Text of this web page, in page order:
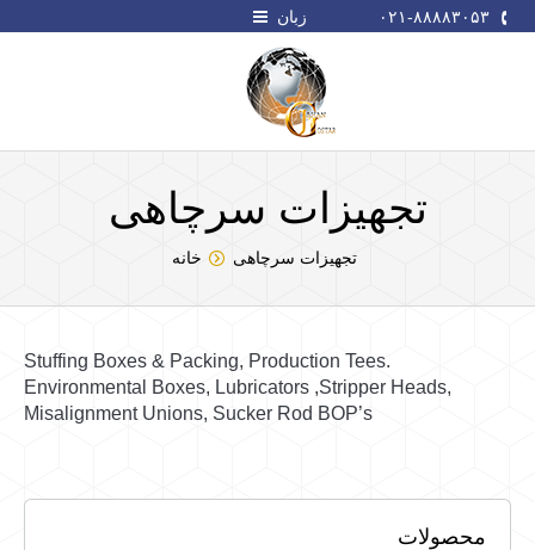
۰۲۱-۸۸۸۸۳۰۵۳ زبان
تجهیزات سرچاهی
خانه تجهیزات سرچاهی
.Stuffing Boxes & Packing, Production Tees
Environmental Boxes, Lubricators ,Stripper Heads,
Misalignment Unions, Sucker Rod BOP’s
محصولات